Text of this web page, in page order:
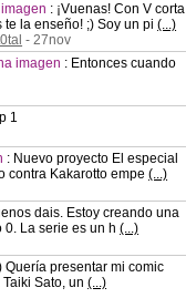
: ¡Vuenas! Con V corta
te la enseño! ;) Soy un pi(...)
- 27nov
imagen : Entonces cuando
1
: Nuevo proyecto El especial
contra Kakarotto empe(...)
dais. Estoy creando una
0. La serie es un h(...)
Quería presentar mi comic
Taiki Sato, un(...)